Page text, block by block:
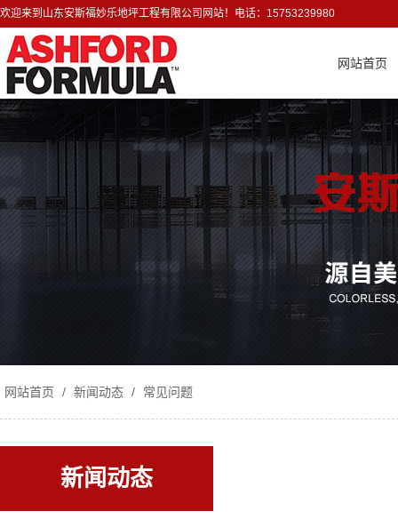
欢迎来到山东安斯福妙乐地坪工程有限公司网站！电话：15753239980
网站首页
网站首页 / 新闻动态 / 常见问题
新闻动态